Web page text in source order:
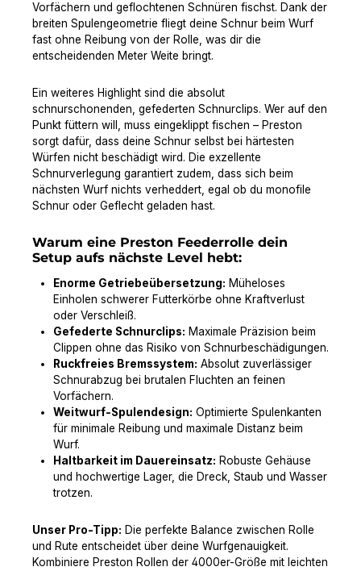
Vorfächern und geflochtenen Schnüren fischst. Dank der
breiten Spulengeometrie fliegt deine Schnur beim Wurf
fast ohne Reibung von der Rolle, was dir die
entscheidenden Meter Weite bringt.
Ein weiteres Highlight sind die absolut
schnurschonenden, gefederten Schnurclips. Wer auf den
Punkt füttern will, muss eingeklippt fischen – Preston
sorgt dafür, dass deine Schnur selbst bei härtesten
Würfen nicht beschädigt wird. Die exzellente
Schnurverlegung garantiert zudem, dass sich beim
nächsten Wurf nichts verheddert, egal ob du monofile
Schnur oder Geflecht geladen hast.
Warum eine Preston Feederrolle dein
Setup aufs nächste Level hebt:
Enorme Getriebeübersetzung: Müheloses
Einholen schwerer Futterkörbe ohne Kraftverlust
oder Verschleiß.
Gefederte Schnurclips: Maximale Präzision beim
Clippen ohne das Risiko von Schnurbeschädigungen.
Ruckfreies Bremssystem: Absolut zuverlässiger
Schnurabzug bei brutalen Fluchten an feinen
Vorfächern.
Weitwurf-Spulendesign: Optimierte Spulenkanten
für minimale Reibung und maximale Distanz beim
Wurf.
Haltbarkeit im Dauereinsatz: Robuste Gehäuse
und hochwertige Lager, die Dreck, Staub und Wasser
trotzen.
Unser Pro-Tipp: Die perfekte Balance zwischen Rolle
und Rute entscheidet über deine Wurfgenauigkeit.
Kombiniere Preston Rollen der 4000er-Größe mit leichten